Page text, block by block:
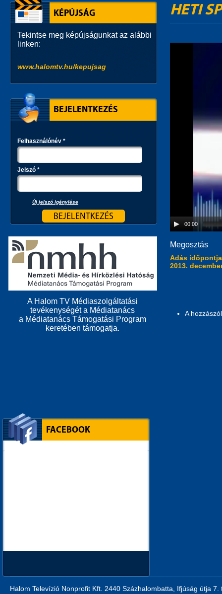
HETI
00:00
Megosztás
Adás
2013.
A
KÉPÚJSÁG
Tekintse meg képújságunkat az alábbi
linken:
www.halomtv.hu/kepujsag
BEJELENTKEZÉS
Felhasználónév *
Jelszó *
Új jelszó igénylése
A Halom TV Médiaszolgáltatási
tevékenységét a Médiatanács
a Médiatanács Támogatási Program
keretében támogatja.
FACEBOOK
Halom Televízió Nonprofit Kft. 2440 Százhalombatta, Ifjúság útja